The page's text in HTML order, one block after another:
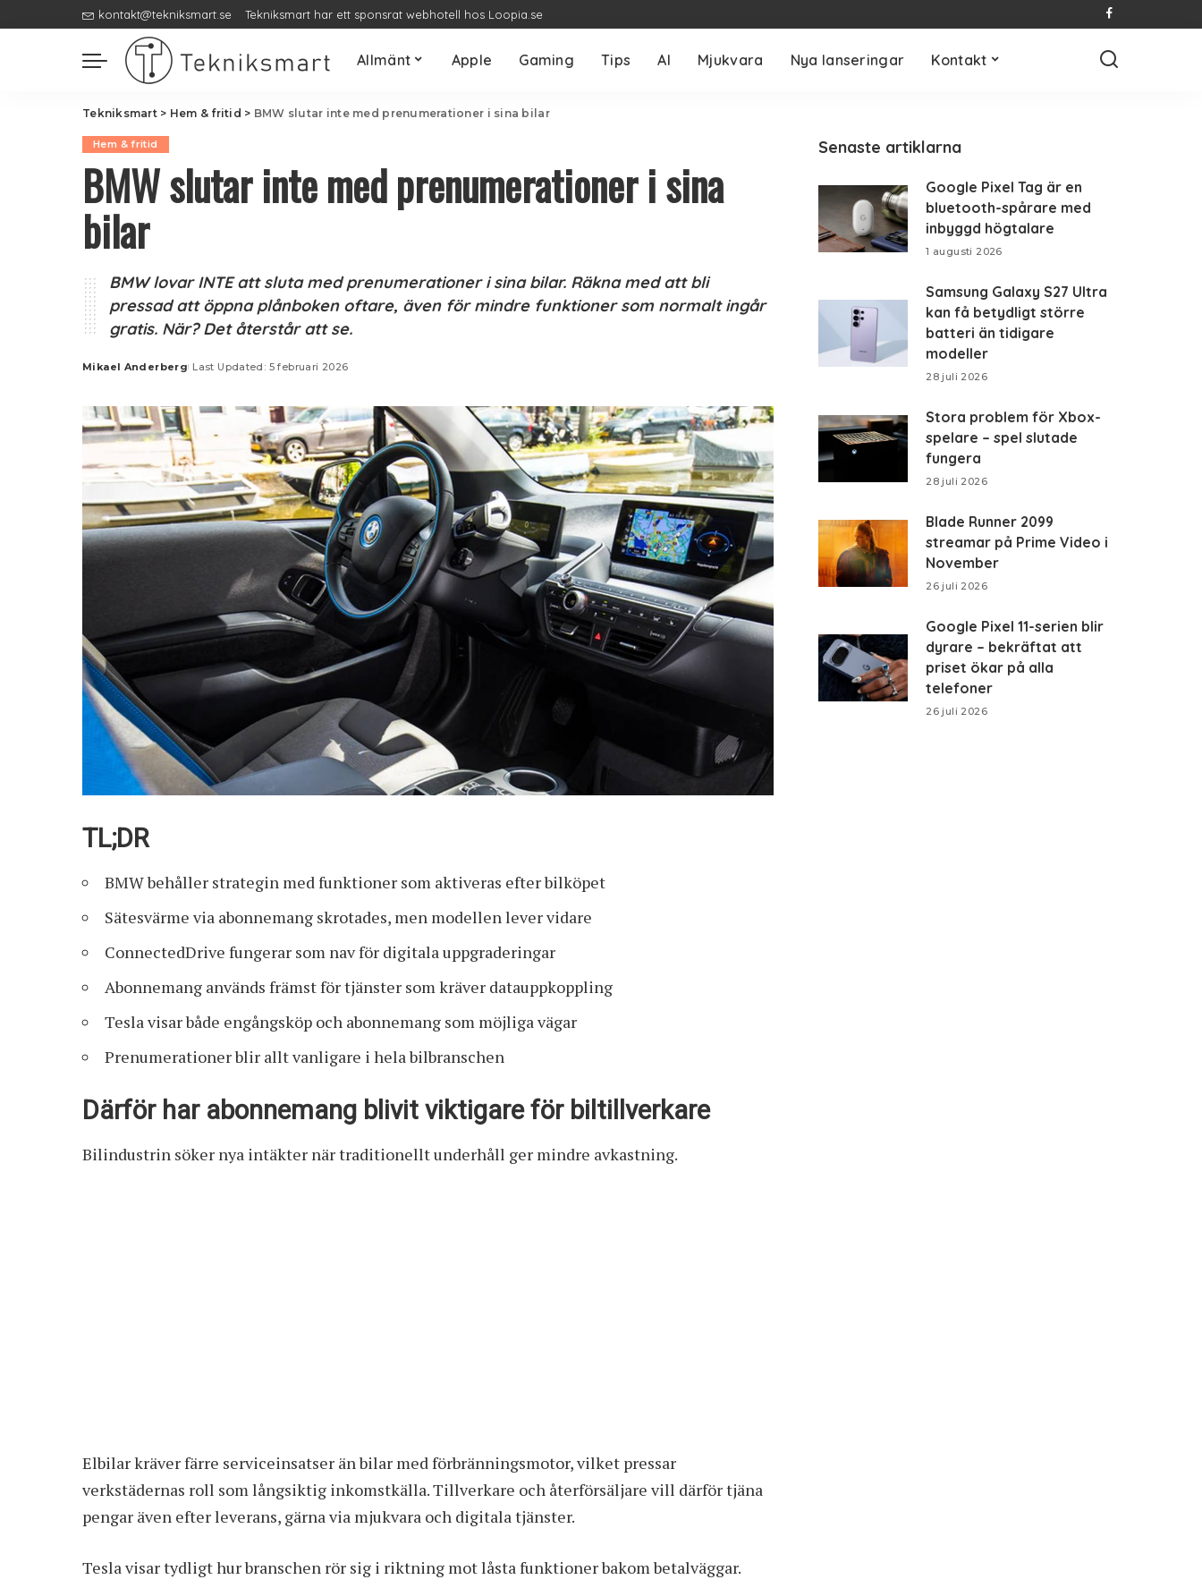
kontakt@tekniksmart.se Tekniksmart har ett sponsrat webhotell hos Loopia.se
Allmänt Apple Gaming Tips AI Mjukvara Nya lanseringar Kontakt
Tekniksmart> Hem & fritid > BMW slutar inte med prenumerationer i sina bilar
Hem & fritid
BMW slutar inte med prenumerationer i sina
bilar
BMW lovar INTE att sluta med prenumerationer i sina bilar. Räkna med att bli
pressad att öppna plånboken oftare, även för mindre funktioner som normalt ingår
gratis. När? Det återstår att se.
Posted
Mikael Anderberg Last Updated: 5 februari 2026
TL;DR
BMW behåller strategin med funktioner som aktiveras efter bilköpet
Sätesvärme via abonnemang skrotades, men modellen lever vidare
ConnectedDrive fungerar som nav för digitala uppgraderingar
Abonnemang används främst för tjänster som kräver datauppkoppling
Tesla visar både engångsköp och abonnemang som möjliga vägar
Prenumerationer blir allt vanligare i hela bilbranschen
Därför har abonnemang blivit viktigare för biltillverkare
Bilindustrin söker nya intäkter när traditionellt underhåll ger mindre avkastning.
Elbilar kräver färre serviceinsatser än bilar med förbränningsmotor, vilket pressar
verkstädernas roll som långsiktig inkomstkälla. Tillverkare och återförsäljare vill därför tjäna
pengar även efter leverans, gärna via mjukvara och digitala tjänster.
Tesla visar tydligt hur branschen rör sig i riktning mot låsta funktioner bakom betalväggar.
Senaste artiklarna
Google Pixel Tag är en
bluetooth-spårare med
inbyggd högtalare
1 augusti 2026
Samsung Galaxy S27 Ultra
kan få betydligt större
batteri än tidigare
modeller
28 juli 2026
Stora problem för Xbox-
spelare – spel slutade
fungera
28 juli 2026
Blade Runner 2099
streamar på Prime Video i
November
26 juli 2026
Google Pixel 11-serien blir
dyrare – bekräftat att
priset ökar på alla
telefoner
26 juli 2026